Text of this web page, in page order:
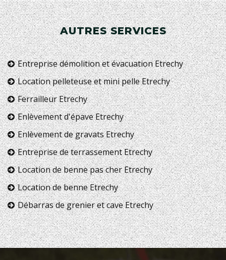
AUTRES SERVICES
Entreprise démolition et évacuation Etrechy
Location pelleteuse et mini pelle Etrechy
Ferrailleur Etrechy
Enlèvement d'épave Etrechy
Enlèvement de gravats Etrechy
Entreprise de terrassement Etrechy
Location de benne pas cher Etrechy
Location de benne Etrechy
Débarras de grenier et cave Etrechy